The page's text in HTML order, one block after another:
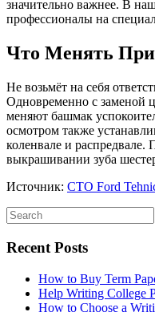
значительно важнее. В
профессионалы на
Что Менять
Не возьмёт на себя
Одновременно с заменой
меняют башмак
осмотром также
коленвале и
выкрашивании зуба
Источник: СТО Ford
Recent Posts
How to Buy Term
Help Writing College
How to Choose a